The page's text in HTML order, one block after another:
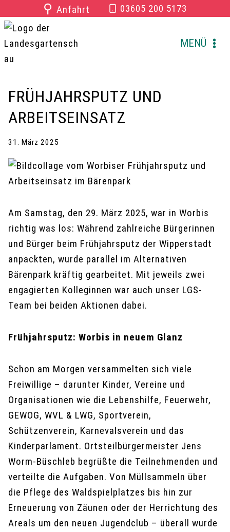
Inhalt
springen
⚲ Anfahrt 03605 200 5173
MENÜ
FRÜHJAHRSPUTZ UND
ARBEITSEINSATZ
31. März 2025
Am Samstag, den 29. März 2025, war in Worbis
richtig was los: Während zahlreiche Bürgerinnen
und Bürger beim Frühjahrsputz der Wipperstadt
anpackten, wurde parallel im Alternativen
Bärenpark kräftig gearbeitet. Mit jeweils zwei
engagierten Kolleginnen war auch unser LGS-
Team bei beiden Aktionen dabei.
Frühjahrsputz: Worbis in neuem Glanz
Schon am Morgen versammelten sich viele
Freiwillige – darunter Kinder, Vereine und
Organisationen wie die Lebenshilfe, Feuerwehr,
GEWOG, WVL & LWG, Sportverein,
Schützenverein, Karnevalsverein und das
Kinderparlament. Ortsteilbürgermeister Jens
Worm-Büschleb begrüßte die Teilnehmenden und
verteilte die Aufgaben. Von Müllsammeln über
die Pflege des Waldspielplatzes bis hin zur
Erneuerung von Zäunen oder der Herrichtung des
Areals um den neuen Jugendclub – überall wurde